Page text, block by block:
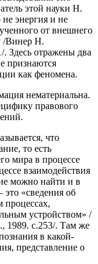
этой науки Н.
энергия и не
от внешнего
/Винер Н.
Здесь отражены два
признаются
как феномена.
нематериальна.
правового
что
то есть
мира в процессе
взаимодействия
можно найти и в
«сведения об
устройством» /
1989. с.253/. Там же
в какой-
представление о